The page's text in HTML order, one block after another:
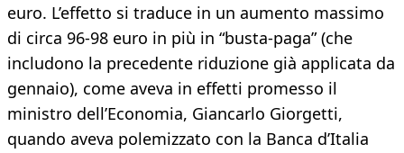
euro. L’effetto si traduce in un aumento massimo
di circa 96-98 euro in più in “busta-paga” (che
includono la precedente riduzione già applicata da
gennaio), come aveva in effetti promesso il
ministro dell’Economia, Giancarlo Giorgetti,
quando aveva polemizzato con la Banca d’Italia